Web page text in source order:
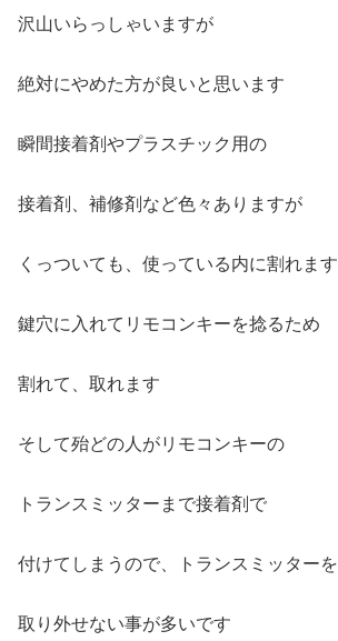
沢山いらっしゃいますが
絶対にやめた方が良いと思います
瞬間接着剤やプラスチック用の
接着剤、補修剤など色々ありますが
くっついても、使っている内に割れます
鍵穴に入れてリモコンキーを捻るため
割れて、取れます
そして殆どの人がリモコンキーの
トランスミッターまで接着剤で
付けてしまうので、トランスミッターを
取り外せない事が多いです